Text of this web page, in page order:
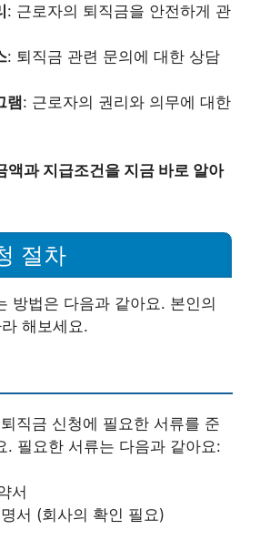
: 근로자의 퇴직금을 안전하게 관
: 퇴직금 관련 문의에 대한 상담
램: 근로자의 권리와 의무에 대한
액과 지급조건을 지금 바로 알아
절차
방법은 다음과 같아요. 본인의
해보세요.
직금 신청에 필요한 서류를 준
. 필요한 서류는 다음과 같아요:
서
서 (회사의 확인 필요)